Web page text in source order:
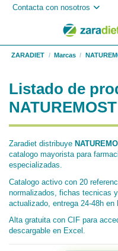
Contacta con nosotros
ZARADIET Marcas
Listado de
NATUREMOST
Zaradiet distribuye
catalogo mayorista para
especializadas.
Catalogo activo con 20
normalizados, fichas tecnicas
actualizado, entrega 24-48h
Alta gratuita con CIF para
descargable en Excel.